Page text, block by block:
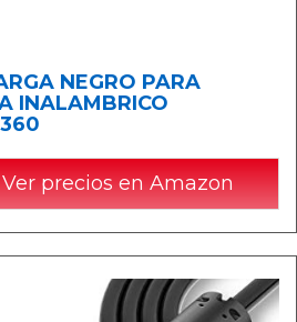
NEGRO PARA
INALAMBRICO
precios en Amazon